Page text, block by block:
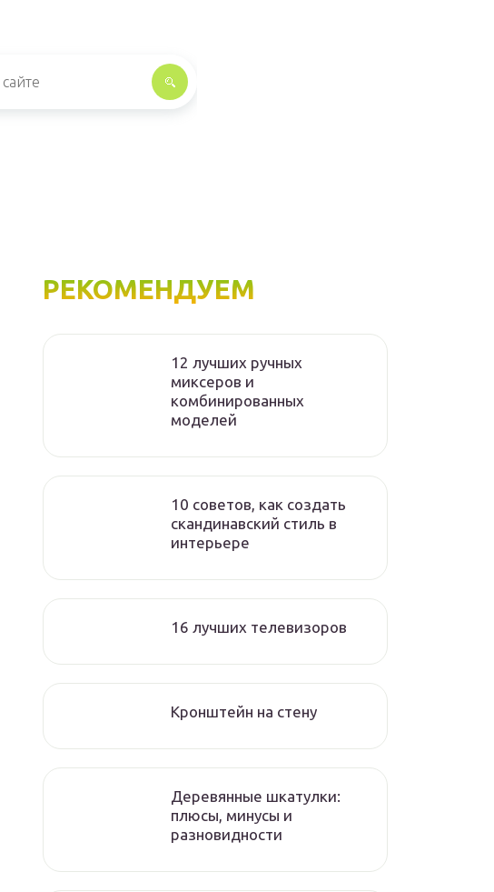
РЕКОМЕНДУЕМ
12 лучших ручных
миксеров и
комбинированных
моделей
10 советов, как создать
скандинавский стиль в
интерьере
16 лучших телевизоров
Кронштейн на стену
Деревянные шкатулки:
плюсы, минусы и
разновидности